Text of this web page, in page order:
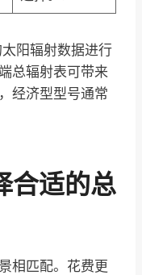
阳辐射数据进行
总辐射表可带来
经济型型号通常
合适的总
相匹配。花费更